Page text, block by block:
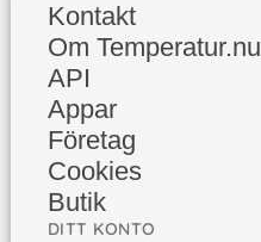
Kontakt
Om Temperatur.nu
API
Appar
Företag
Cookies
Butik
DITT KONTO